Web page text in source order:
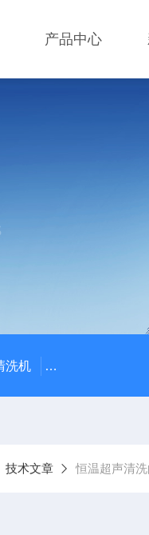
产品中心
洗机 数控超声波清洗
技术文章 恒温超声清